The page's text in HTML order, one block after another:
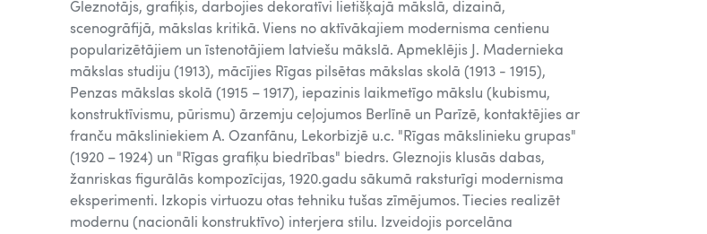
Gleznotājs, grafiķis, darbojies dekoratīvi lietišķajā mākslā, dizainā,
scenogrāfijā, mākslas kritikā. Viens no aktīvākajiem modernisma centienu
popularizētājiem un īstenotājiem latviešu mākslā. Apmeklējis J. Madernieka
mākslas studiju (1913), mācījies Rīgas pilsētas mākslas skolā (1913 - 1915),
Penzas mākslas skolā (1915 – 1917), iepazinis laikmetīgo mākslu (kubismu,
konstruktīvismu, pūrismu) ārzemju ceļojumos Berlīnē un Parīzē, kontaktējies ar
franču māksliniekiem A. Ozanfānu, Lekorbizjē u.c. "Rīgas mākslinieku grupas"
(1920 – 1924) un "Rīgas grafiķu biedrības" biedrs. Gleznojis klusās dabas,
žanriskas figurālās kompozīcijas, 1920.gadu sākumā raksturīgi modernisma
eksperimenti. Izkopis virtuozu otas tehniku tušas zīmējumos. Tiecies realizēt
modernu (nacionāli konstruktīvo) interjera stilu. Izveidojis porcelāna